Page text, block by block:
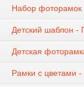
Набор
Детский шаблон -
Детская
Рамки с цветами -